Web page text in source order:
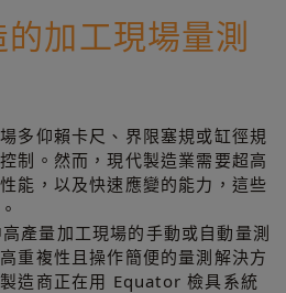
加工現場量測
多仰賴卡尺、界限塞規或缸徑規
制。然而，現代製造業需要超高
能，以及快速應變的能力，這些
產量加工現場的手動或自動量測
重複性且操作簡便的量測解決方
造商正在用 Equator 檢具系統